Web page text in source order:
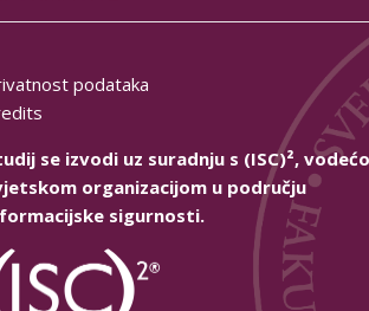
podataka
se izvodi uz suradnju s (ISC)²,
organizacijom u području
sigurnosti.